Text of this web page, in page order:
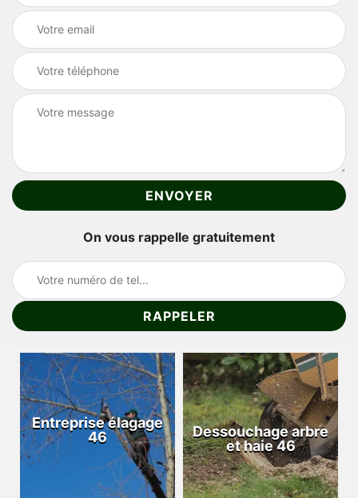
On vous rappelle gratuitement
Entreprise élagage
46
Dessouchage arbre
et haie 46